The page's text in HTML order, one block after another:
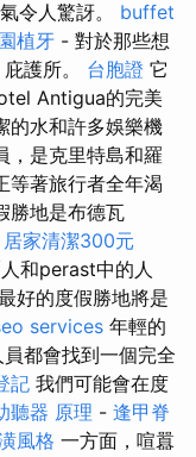
令人驚訝。 buffet
植牙 - 對於那些想
護所。 台胞證 它
Antigua的完美
的水和許多娛樂機
，是克里特島和羅
等著旅行者全年渴
勝地是布德瓦
居家清潔300元
和perast中的人
好的度假勝地將是
services 年輕的
都會找到一個完全
記 我們可能會在度
聽器 原理 - 逢甲脊
風格 一方面，喧囂